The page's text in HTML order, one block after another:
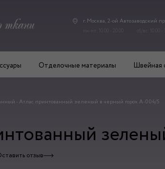
г. Москва, 2-ой Автозаводский
Отделочные материалы Швейная
-Атлас принтованный зеленый в черный горох А-004/5
отзыв